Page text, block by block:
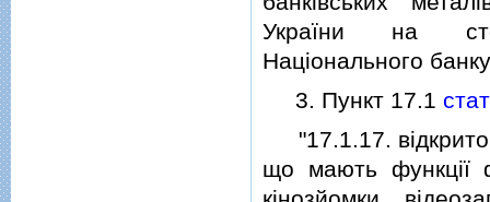
України на
Нацiонального
3. Пункт 17.1
"17.1.17. вiдкрито
що мають функцiї